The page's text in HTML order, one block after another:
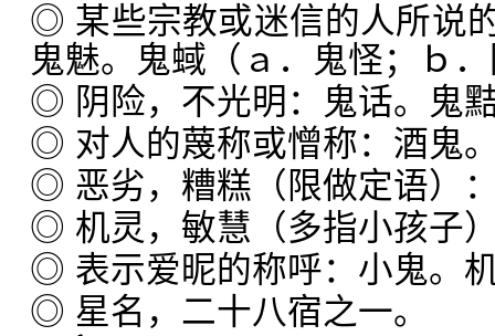
◎ 某些宗教或迷信的人所说
鬼魅。鬼蜮（ａ．鬼怪；ｂ
◎ 阴险，不光明：鬼话。鬼
◎ 对人的蔑称或憎称：酒鬼
◎ 恶劣，糟糕（限做定语）
◎ 机灵，敏慧（多指小孩子
◎ 表示爱昵的称呼：小鬼。
◎ 星名，二十八宿之一。